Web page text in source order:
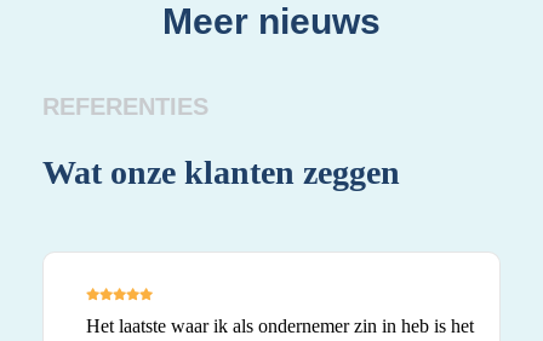
Meer nieuws
REFERENTIES
Wat onze klanten zeggen
Het laatste waar ik als ondernemer zin in heb is het